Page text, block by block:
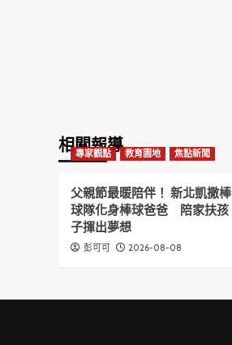
相關報導
專家觀點 教育園地 焦點新聞
父親節最暖陪伴！ 新北凱撒棒
球隊化身棒球爸爸 陪家扶孩
子揮出夢想
彭可可 2026-08-08